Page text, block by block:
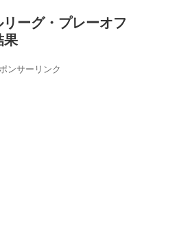
ーグ・プレーオフ
果
ンサーリンク